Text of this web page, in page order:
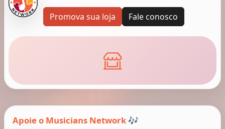
Promova sua loja Fale conosco
Apoie o Musicians Network 🎶